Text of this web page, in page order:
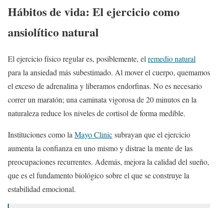
Hábitos de vida: El ejercicio como
ansiolítico natural
El ejercicio físico regular es, posiblemente, el remedio natural
para la ansiedad más subestimado. Al mover el cuerpo, quemamos
el exceso de adrenalina y liberamos endorfinas. No es necesario
correr un maratón; una caminata vigorosa de 20 minutos en la
naturaleza reduce los niveles de cortisol de forma medible.
Instituciones como la Mayo Clinicsubrayan que el ejercicio
aumenta la confianza en uno mismo y distrae la mente de las
preocupaciones recurrentes. Además, mejora la calidad del sueño,
que es el fundamento biológico sobre el que se construye la
estabilidad emocional.